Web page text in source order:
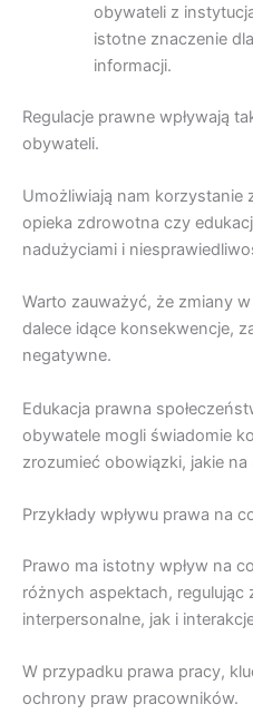
obywateli z
istotne znaczenie
informacji.
Regulacje prawne wpływają
obywateli.
Umożliwiają nam korzystanie
opieka zdrowotna czy
nadużyciami i
Warto zauważyć, że zmiany
dalece idące konsekwencje,
negatywne.
Edukacja prawna
obywatele mogli świadomie
zrozumieć obowiązki, jakie
Przykłady wpływu prawa na
Prawo ma istotny wpływ na
różnych aspektach, regulując
interpersonalne, jak i
W przypadku prawa pracy,
ochrony praw pracowników.